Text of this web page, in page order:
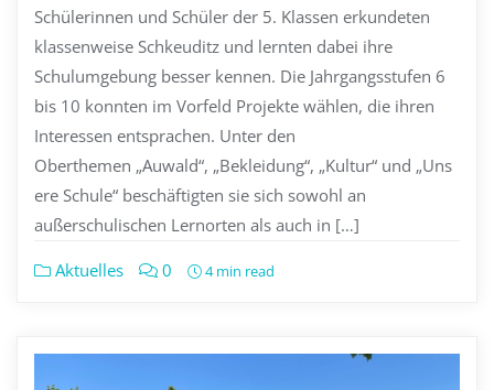
Schülerinnen und Schüler der 5. Klassen erkundeten
klassenweise Schkeuditz und lernten dabei ihre
Schulumgebung besser kennen. Die Jahrgangsstufen 6
bis 10 konnten im Vorfeld Projekte wählen, die ihren
Interessen entsprachen. Unter den
Oberthemen „Auwald“, „Bekleidung“, „Kultur“ und „Uns
ere Schule“ beschäftigten sie sich sowohl an
außerschulischen Lernorten als auch in […]
Aktuelles 0 4 min read